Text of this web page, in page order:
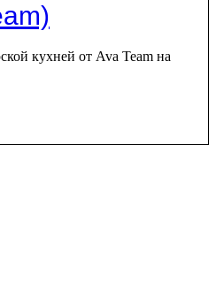
кухней от Ava Team на